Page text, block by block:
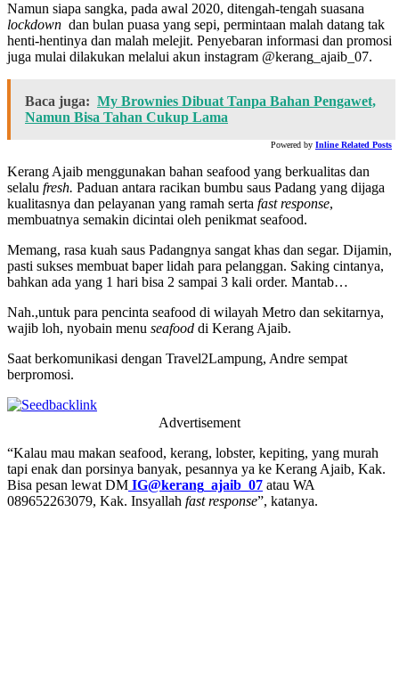
Namun siapa sangka, pada awal 2020, ditengah-tengah suasana
lockdown dan bulan puasa yang sepi, permintaan malah datang tak
henti-hentinya dan malah melejit. Penyebaran informasi dan promosi
juga mulai dilakukan melalui akun instagram @kerang_ajaib_07.
Baca juga: My Brownies Dibuat Tanpa Bahan Pengawet,
Namun Bisa Tahan Cukup Lama
Powered by Inline Related Posts
Kerang Ajaib menggunakan bahan seafood yang berkualitas dan
selalu fresh. Paduan antara racikan bumbu saus Padang yang dijaga
kualitasnya dan pelayanan yang ramah serta fast response,
membuatnya semakin dicintai oleh penikmat seafood.
Memang, rasa kuah saus Padangnya sangat khas dan segar. Dijamin,
pasti sukses membuat baper lidah para pelanggan. Saking cintanya,
bahkan ada yang 1 hari bisa 2 sampai 3 kali order. Mantab…
Nah.,untuk para pencinta seafood di wilayah Metro dan sekitarnya,
wajib loh, nyobain menu seafood di Kerang Ajaib.
Saat berkomunikasi dengan Travel2Lampung, Andre sempat
berpromosi.
Advertisement
“Kalau mau makan seafood, kerang, lobster, kepiting, yang murah
tapi enak dan porsinya banyak, pesannya ya ke Kerang Ajaib, Kak.
Bisa pesan lewat DM IG@kerang_ajaib_07 atau WA
089652263079, Kak. Insyallah fast response”, katanya.